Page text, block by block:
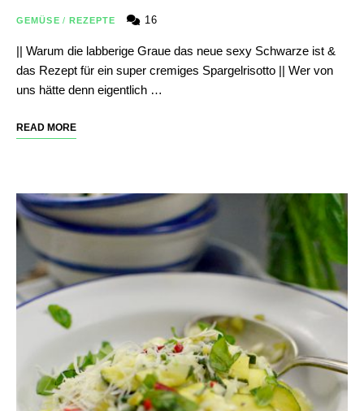
GEMÜSE / REZEPTE 16
|| Warum die labberige Graue das neue sexy Schwarze ist &
das Rezept für ein super cremiges Spargelrisotto || Wer von
uns hätte denn eigentlich …
READ MORE